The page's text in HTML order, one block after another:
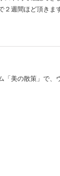
２週間ほど頂きます
「美の散策」で、